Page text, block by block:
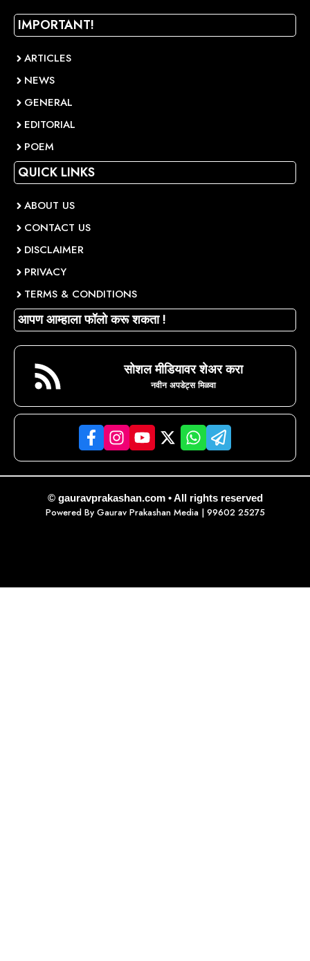
IMPORTANT!
ARTICLES
NEWS
GENERAL
EDITORIAL
POEM
QUICK LINKS
ABOUT US
CONTACT US
DISCLAIMER
PRIVACY
TERMS & CONDITIONS
आपण आम्हाला फॉलो करू शकता !
सोशल मीडियावर शेअर करा
नवीन अपडेट्स मिळवा
© gauravprakashan.com • All rights reserved
Powered By Gaurav Prakashan Media| 99602 25275